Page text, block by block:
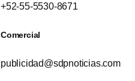
+52-55-5530-8671
Comercial
publicidad@sdpnoticias.com